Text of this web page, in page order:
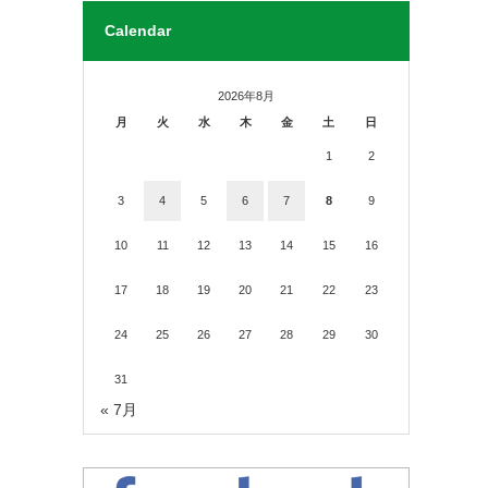
Calendar
2026年8月
月
火 水 木 金 土 日
1 2
3 4 5 6 7 8 9
10 11 12 13 14 15 16
17 18 19 20 21 22 23
24 25 26 27 28 29 30
31
« 7月